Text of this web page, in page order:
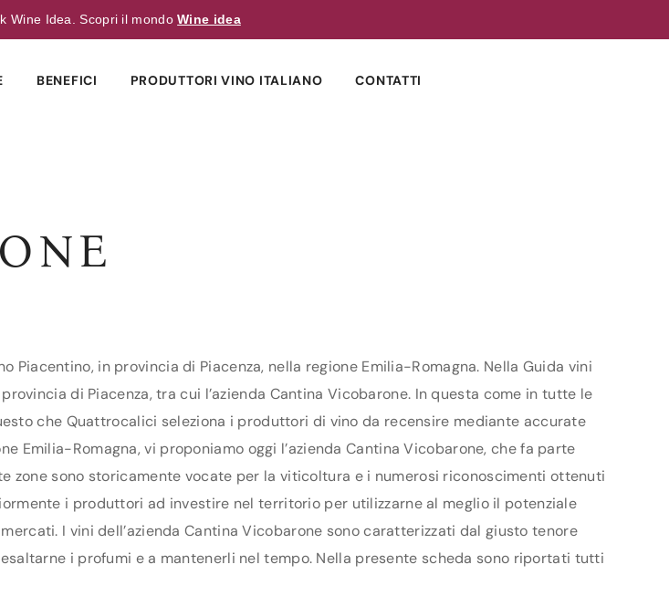
Wine Idea. Scopri il mondoWine idea
BENEFICI PRODUTTORI VINO ITALIANO CONTATTI
Piacentino, in provincia di Piacenza, nella regione Emilia-Romagna. Nella Guida vini
di Piacenza, tra cui l’azienda Cantina Vicobarone. In questa come in tutte le
che Quattrocalici seleziona i produttori di vino da recensire mediante accurate
Emilia-Romagna, vi proponiamo oggi l’azienda Cantina Vicobarone, che fa parte
zone sono storicamente vocate per la viticoltura e i numerosi riconoscimenti ottenuti
i produttori ad investire nel territorio per utilizzarne al meglio il potenziale
I vini dell’azienda Cantina Vicobarone sono caratterizzati dal giusto tenore
i profumi e a mantenerli nel tempo. Nella presente scheda sono riportati tutti